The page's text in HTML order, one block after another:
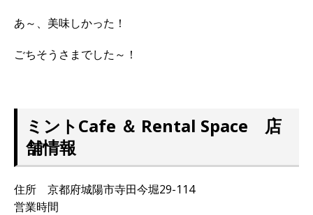
あ～、美味しかった！
ごちそうさまでした～！
ミントCafe ＆ Rental Space 店
舗情報
住所 京都府城陽市寺田今堀29-114
営業時間